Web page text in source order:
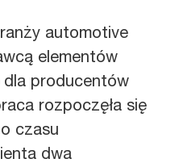
automotive
elementów
dla producentów
rozpoczęła się
czasu
dwa